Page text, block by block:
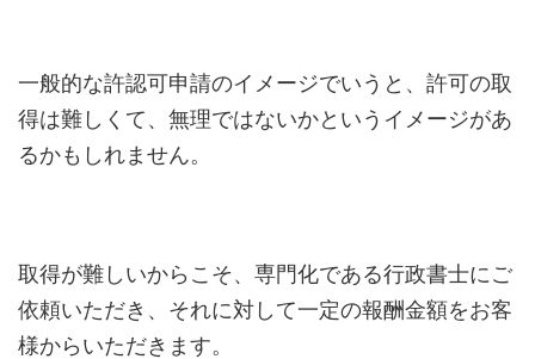
一般的な許認可申請のイメージでいうと、許可の取
得は難しくて、無理ではないかというイメージがあ
るかもしれません。
取得が難しいからこそ、専門化である行政書士にご
依頼いただき、それに対して一定の報酬金額をお客
様からいただきます。